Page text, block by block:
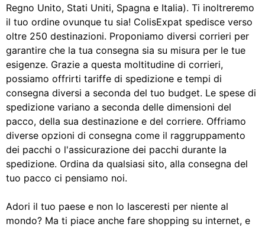
Regno Unito, Stati Uniti, Spagna e Italia). Ti inoltreremo
il tuo ordine ovunque tu sia! ColisExpat spedisce verso
oltre 250 destinazioni. Proponiamo diversi corrieri per
garantire che la tua consegna sia su misura per le tue
esigenze. Grazie a questa moltitudine di corrieri,
possiamo offrirti tariffe di spedizione e tempi di
consegna diversi a seconda del tuo budget. Le spese di
spedizione variano a seconda delle dimensioni del
pacco, della sua destinazione e del corriere. Offriamo
diverse opzioni di consegna come il raggruppamento
dei pacchi o l'assicurazione dei pacchi durante la
spedizione. Ordina da qualsiasi sito, alla consegna del
tuo pacco ci pensiamo noi.
Adori il tuo paese e non lo lasceresti per niente al
mondo? Ma ti piace anche fare shopping su internet, e